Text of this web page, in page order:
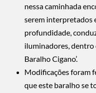
nessa caminhada
serem interpretados
profundidade,
iluminadores, dentro
Baralho Cigano’.
Modificações foram
que este baralho se